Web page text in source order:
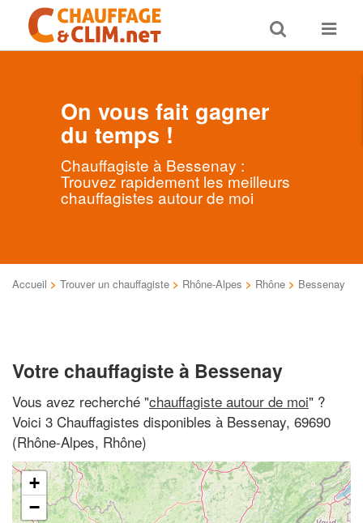
Toggle
search
Toggle
On vous fait gagner
du temps !
Chauffagiste à Bessenay :
Trouvez rapidement les meilleurs
chauffagistes autour de moi
Accueil > Trouver un chauffagiste > Rhône-Alpes > Rhône > Bessenay
Votre chauffagiste à Bessenay
Vous avez recherché "chauffagiste autour de moi" ?
Voici 3 Chauffagistes disponibles à Bessenay, 69690
(Rhône-Alpes, Rhône)
+
−